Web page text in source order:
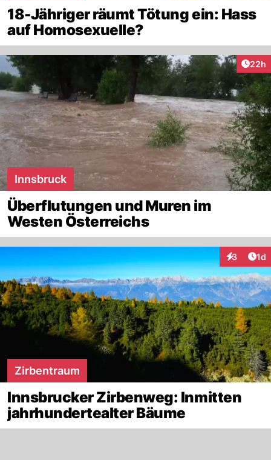
18-Jähriger räumt Tötung ein: Hass
auf Homosexuelle?
22h
Innsbruck
Überflutungen und Muren im
Westen Österreichs
3 1d
Zirbentraum
Innsbrucker Zirbenweg: Inmitten
jahrhundertealter Bäume